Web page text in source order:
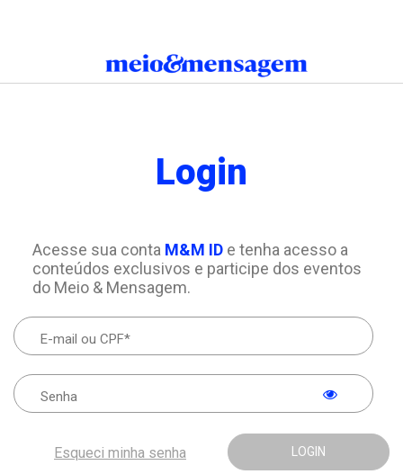
Login
Acesse sua conta M&M IDe tenha acesso a
conteúdos exclusivos e participe dos eventos
do Meio & Mensagem.
LOGIN
Esqueci minha senha